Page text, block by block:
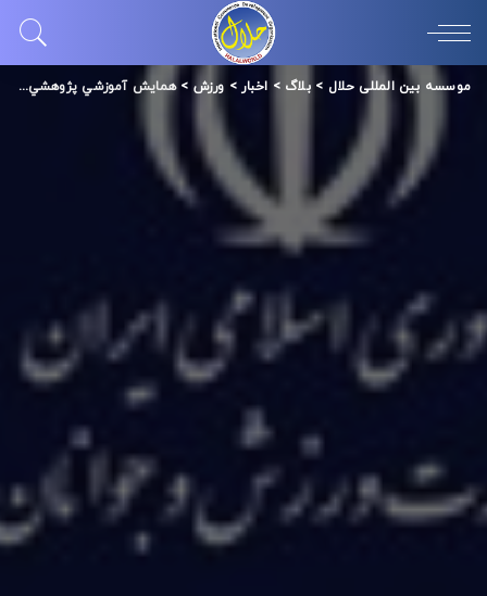
موسسه بین المللی حلال >بلاگ > اخبار > ورزش >همايش آموزشي پژوهشي -حلال در ورزش- برگزار شد